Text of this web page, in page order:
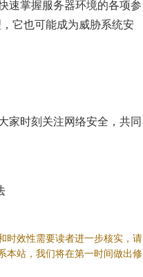
速掌握服务器环境的各项参
它也可能成为威胁系统安
家时刻关注网络安全，共同
时效性需要读者进一步核实，请
本站，我们将在第一时间做出修